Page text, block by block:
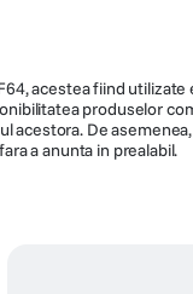
acestea fiind
produselor
De
a anunta in prealabil.